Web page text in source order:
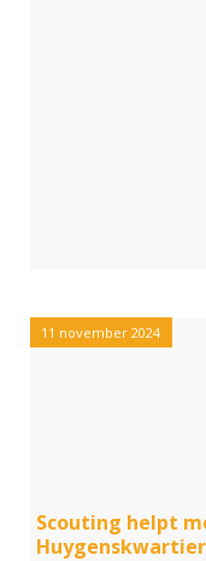
11 november 2024
Scouting helpt